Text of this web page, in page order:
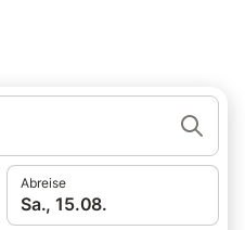
Abreise
Sa., 15.08.